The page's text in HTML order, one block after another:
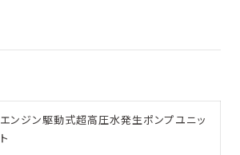
エンジン駆動式超高圧水発生ポンプユニッ
ト